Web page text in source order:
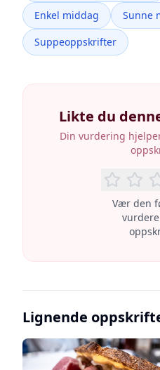
Enkel middag
Sunne
Suppeoppskrifter
Likte du
Din vurdering
Vær den
Lignende